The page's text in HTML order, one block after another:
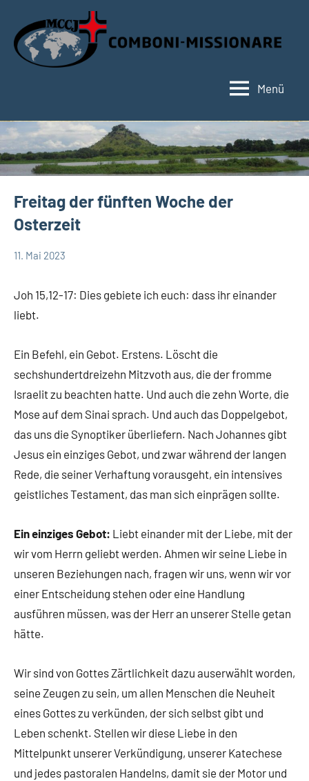
Inhalt
springen
Menü
Freitag der fünften Woche der
Osterzeit
11. Mai 2023
Joh 15,12-17: Dies gebiete ich euch: dass ihr einander
liebt.
Ein Befehl, ein Gebot. Erstens. Löscht die
sechshundertdreizehn Mitzvoth aus, die der fromme
Israelit zu beachten hatte. Und auch die zehn Worte, die
Mose auf dem Sinai sprach. Und auch das Doppelgebot,
das uns die Synoptiker überliefern. Nach Johannes gibt
Jesus ein einziges Gebot, und zwar während der langen
Rede, die seiner Verhaftung vorausgeht, ein intensives
geistliches Testament, das man sich einprägen sollte.
Ein einziges Gebot: Liebt einander mit der Liebe, mit der
wir vom Herrn geliebt werden. Ahmen wir seine Liebe in
unseren Beziehungen nach, fragen wir uns, wenn wir vor
einer Entscheidung stehen oder eine Handlung
ausführen müssen, was der Herr an unserer Stelle getan
hätte.
Wir sind von Gottes Zärtlichkeit dazu auserwählt worden,
seine Zeugen zu sein, um allen Menschen die Neuheit
eines Gottes zu verkünden, der sich selbst gibt und
Leben schenkt. Stellen wir diese Liebe in den
Mittelpunkt unserer Verkündigung, unserer Katechese
und jedes pastoralen Handelns, damit sie der Motor und